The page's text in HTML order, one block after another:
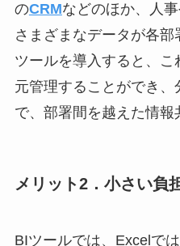
のCRMなどのほか、人
さまざまなデータが各
ツールを導入すると、
元管理することができ
で、部署間を越えた情報
メリット2．小さい負
BIツールでは、Excelで